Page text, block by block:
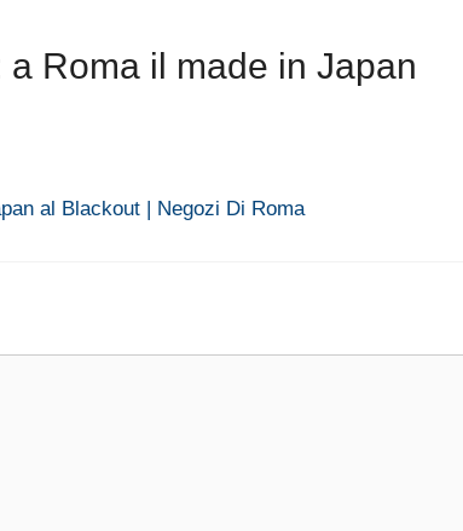
a Roma il made in Japan
al Blackout | Negozi Di Roma